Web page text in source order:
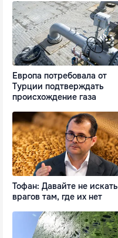
Европа потребовала от
Турции подтверждать
происхождение газа
Тофан: Давайте не искать
врагов там, где их нет